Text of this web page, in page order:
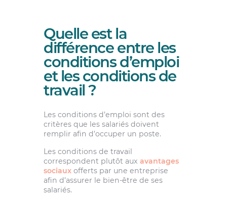
Quelle est la
différence entre les
conditions d’emploi
et les conditions de
travail ?
Les conditions d’emploi sont des
critères que les salariés doivent
remplir afin d’occuper un poste.
Les conditions de travail
correspondent plutôt aux avantages
sociauxofferts par une entreprise
afin d’assurer le bien-être de ses
salariés.